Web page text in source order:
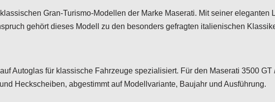
Gran-Turismo-Modellen der Marke Maserati. Mit seiner eleganten
gehört dieses Modell zu den besonders gefragten italienischen
Autoglas für klassische Fahrzeuge spezialisiert. Für den Maserati 3500
Heckscheiben, abgestimmt auf Modellvariante, Baujahr und Ausführung.